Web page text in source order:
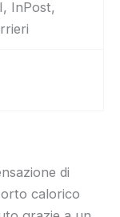
InPost,
di
calorico